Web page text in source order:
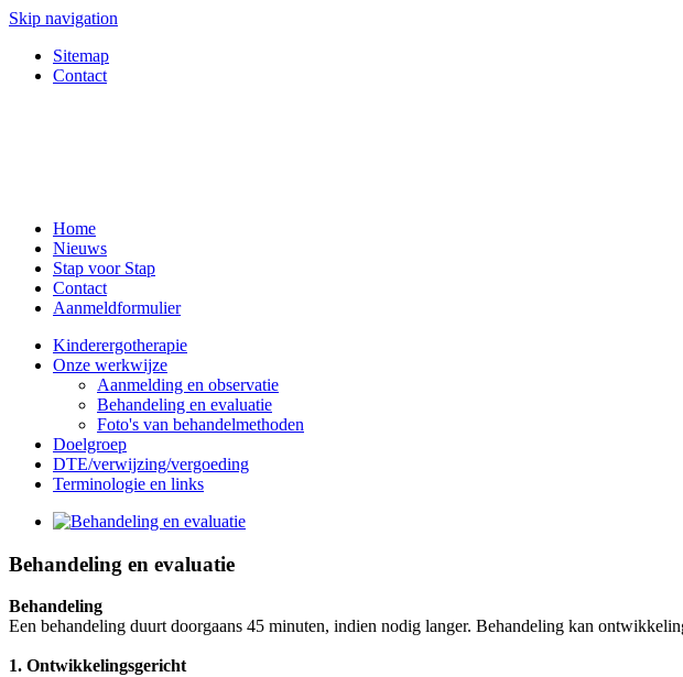
Skip navigation
Sitemap
Contact
Home
Nieuws
Stap voor Stap
Contact
Aanmeldformulier
Kinderergotherapie
Onze werkwijze
Aanmelding en observatie
Behandeling en evaluatie
Foto's van behandelmethoden
Doelgroep
DTE/verwijzing/vergoeding
Terminologie en links
Behandeling en evaluatie
Behandeling
Een behandeling duurt doorgaans 45 minuten, indien nodig langer. Behandeling kan
1. Ontwikkelingsgericht